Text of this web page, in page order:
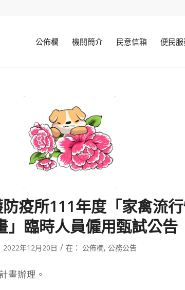
公佈欄 機關簡介 民意信箱 便民
疫所111年度「家禽流
」臨時人員僱用甄試公告
2022年12月20日 / 在： 公佈欄, 公務公告
畫辦理。